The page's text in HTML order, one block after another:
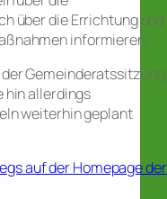
über die Errichtung und
informieren.
Gemeinderatssitzung
hin allerdings
weiterhin geplant
auf der Homepage der